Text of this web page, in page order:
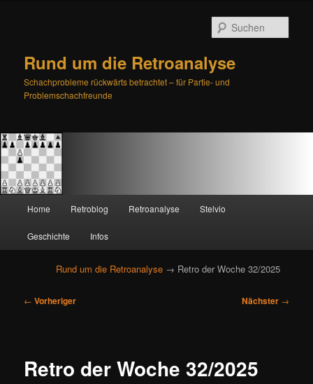
Rund um die Retroanalyse
Schachprobleme rückwärts betrachtet – für Partie- und
Problemschachfreunde
Zum
primären
Inhalt
springen
Zum
sekundären
Inhalt
springen
Home Retroblog Retroanalyse Stelvio
Geschichte Infos
Rund um die Retroanalyse → Retro der Woche 32/2025
B
a
← Vorheriger Nächster →
Retro der Woche 32/2025